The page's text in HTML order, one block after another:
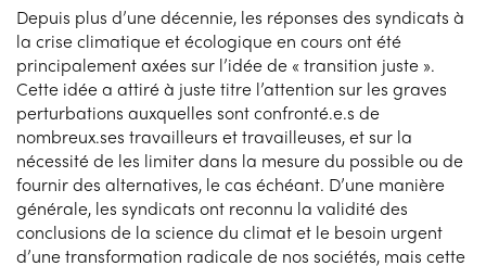
Depuis plus d’une décennie, les réponses des syndicats à
la crise climatique et écologique en cours ont été
principalement axées sur l’idée de « transition juste ».
Cette idée a attiré à juste titre l’attention sur les graves
perturbations auxquelles sont confronté.e.s de
nombreux.ses travailleurs et travailleuses, et sur la
nécessité de les limiter dans la mesure du possible ou de
fournir des alternatives, le cas échéant. D’une manière
générale, les syndicats ont reconnu la validité des
conclusions de la science du climat et le besoin urgent
d’une transformation radicale de nos sociétés, mais cette